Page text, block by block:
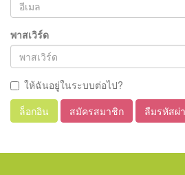
พาสเวิร์ด
ให้ฉันอยู่ในระบบต่อไป?
ล็อกอิน
สมัครสมาชิก ลืมรหัสผ่